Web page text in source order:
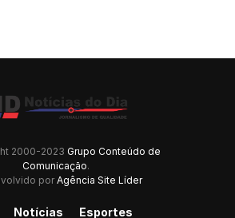
2000-2023 Grupo Conteúdo de
Comunicação.
porAgência Site Líder
Notícias Esportes